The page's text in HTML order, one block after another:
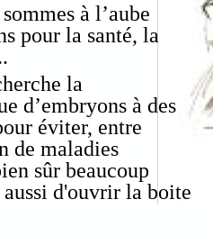
la
d’embryons à des
éviter, entre
de maladies
sûr beaucoup
aussi d'ouvrir la boite
à l’aube
pour la santé, la